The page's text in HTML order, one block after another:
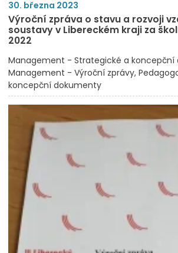
30. března 2023
Výroční zpráva o stavu a rozvoji
soustavy v Libereckém kraji za
2022
Management - Strategické a koncepční
Management - Výroční zprávy
koncepční dokumenty